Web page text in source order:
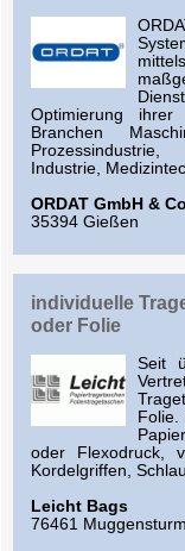
Optimierung
Branchen
Industrie,
ORDAT GmbH &
35394 Gießen
individuelle
oder Folie
Seit
oder Flexodruck,
Kordelgriffen,
Leicht Bags
76461 Muggensturm